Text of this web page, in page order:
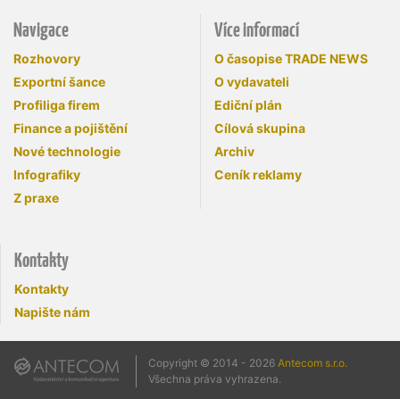
Navigace
Rozhovory
Exportní šance
Profiliga firem
Finance a pojištění
Nové technologie
Infografiky
Z praxe
Více informací
O časopise TRADE NEWS
O vydavateli
Ediční plán
Cílová skupina
Archiv
Ceník reklamy
Kontakty
Kontakty
Napište nám
Copyright © 2014 - 2026 Antecom s.r.o.
Všechna práva vyhrazena.